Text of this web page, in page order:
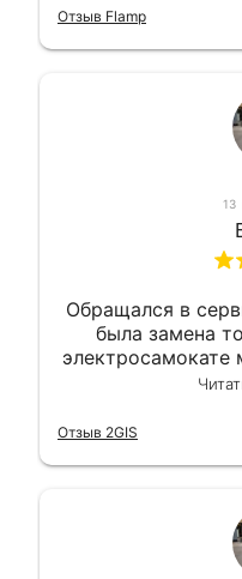
Отзыв Flamp
13
Обращался в
была замена
электросамокате
сделали в
гарантии,
Отзыв 2GIS